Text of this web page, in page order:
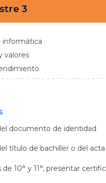
3
informática
valores
documento de identidad
título de bachiller o del
de 10° y 11°, presentar